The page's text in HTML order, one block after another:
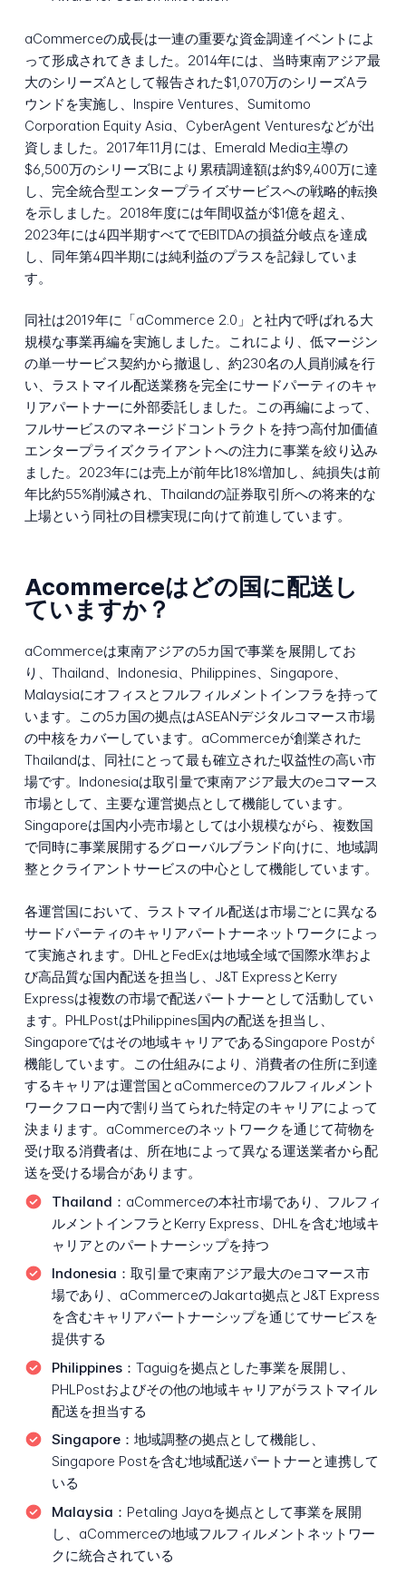
aCommerceの成長は一連の重要な資金調達イベントによ
って形成されてきました。2014年には、当時東南アジア最
大のシリーズAとして報告された$1,070万のシリーズAラ
ウンドを実施し、Inspire Ventures、Sumitomo
Corporation Equity Asia、CyberAgent Venturesなどが出
資しました。2017年11月には、Emerald Media主導の
$6,500万のシリーズBにより累積調達額は約$9,400万に達
し、完全統合型エンタープライズサービスへの戦略的転換
を示しました。2018年度には年間収益が$1億を超え、
2023年には4四半期すべてでEBITDAの損益分岐点を達成
し、同年第4四半期には純利益のプラスを記録していま
す。
同社は2019年に「aCommerce 2.0」と社内で呼ばれる大
規模な事業再編を実施しました。これにより、低マージン
の単一サービス契約から撤退し、約230名の人員削減を行
い、ラストマイル配送業務を完全にサードパーティのキャ
リアパートナーに外部委託しました。この再編によって、
フルサービスのマネージドコントラクトを持つ高付加価値
エンタープライズクライアントへの注力に事業を絞り込み
ました。2023年には売上が前年比18%増加し、純損失は前
年比約55%削減され、Thailandの証券取引所への将来的な
上場という同社の目標実現に向けて前進しています。
Acommerceはどの国に配送し
ていますか？
aCommerceは東南アジアの5カ国で事業を展開してお
り、Thailand、Indonesia、Philippines、Singapore、
Malaysiaにオフィスとフルフィルメントインフラを持って
います。この5カ国の拠点はASEANデジタルコマース市場
の中核をカバーしています。aCommerceが創業された
Thailandは、同社にとって最も確立された収益性の高い市
場です。Indonesiaは取引量で東南アジア最大のeコマース
市場として、主要な運営拠点として機能しています。
Singaporeは国内小売市場としては小規模ながら、複数国
で同時に事業展開するグローバルブランド向けに、地域調
整とクライアントサービスの中心として機能しています。
各運営国において、ラストマイル配送は市場ごとに異なる
サードパーティのキャリアパートナーネットワークによっ
て実施されます。DHLとFedExは地域全域で国際水準およ
び高品質な国内配送を担当し、J&T ExpressとKerry
Expressは複数の市場で配送パートナーとして活動してい
ます。PHLPostはPhilippines国内の配送を担当し、
Singaporeではその地域キャリアであるSingapore Postが
機能しています。この仕組みにより、消費者の住所に到達
するキャリアは運営国とaCommerceのフルフィルメント
ワークフロー内で割り当てられた特定のキャリアによって
決まります。aCommerceのネットワークを通じて荷物を
受け取る消費者は、所在地によって異なる運送業者から配
送を受ける場合があります。
Thailand： aCommerceの本社市場であり、フルフィ
ルメントインフラとKerry Express、DHLを含む地域キ
ャリアとのパートナーシップを持つ
Indonesia： 取引量で東南アジア最大のeコマース市
場であり、aCommerceのJakarta拠点とJ&T Express
を含むキャリアパートナーシップを通じてサービスを
提供する
Philippines： Taguigを拠点とした事業を展開し、
PHLPostおよびその他の地域キャリアがラストマイル
配送を担当する
Singapore： 地域調整の拠点として機能し、
Singapore Postを含む地域配送パートナーと連携して
いる
Malaysia： Petaling Jayaを拠点として事業を展開
し、aCommerceの地域フルフィルメントネットワー
クに統合されている